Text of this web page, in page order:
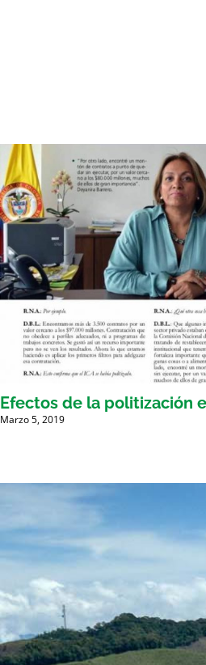
Efectos de la politización
Marzo 5, 2019